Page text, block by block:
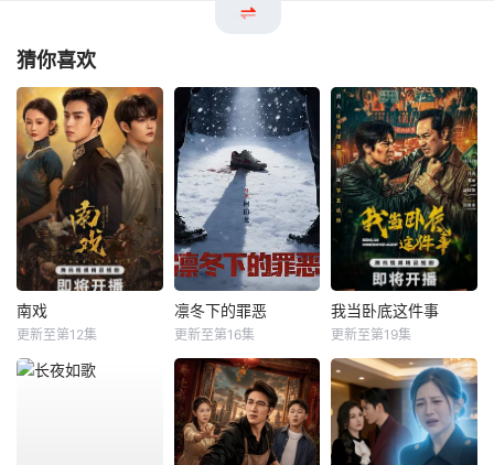
猜你喜欢
南戏
更新至第12集
凛冬下的罪恶
更新至第16集
我当卧底这件事
更新至第19集